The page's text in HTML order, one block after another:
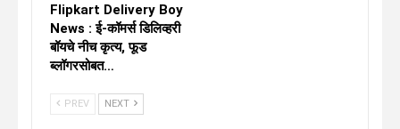
Flipkart Delivery Boy
News : ई-कॉमर्स डिलिव्हरी
बॉयचे नीच कृत्य, फूड
ब्लॉगरसोबत…
PREV NEXT